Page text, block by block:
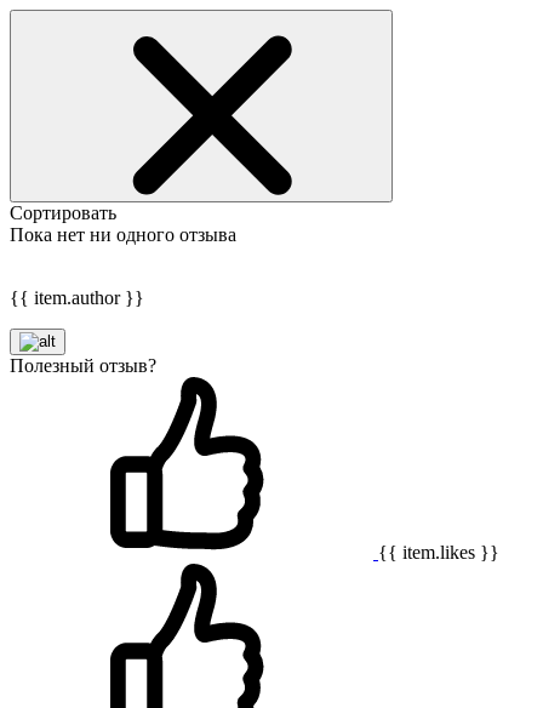
Сортировать
Пока нет ни одного отзыва
{{ item.author }}
Полезный отзыв?
{{ item.likes }}